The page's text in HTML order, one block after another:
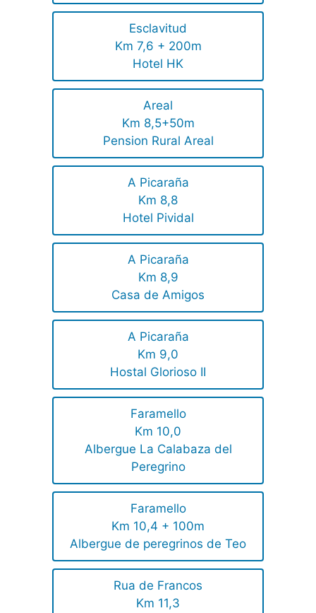
Esclavitud
Km 7,6 + 200m
Hotel HK
Areal
Km 8,5+50m
Pension Rural Areal
A Picaraña
Km 8,8
Hotel Pividal
A Picaraña
Km 8,9
Casa de Amigos
A Picaraña
Km 9,0
Hostal Glorioso II
Faramello
Km 10,0
Albergue La Calabaza del
Peregrino
Faramello
Km 10,4 + 100m
Albergue de peregrinos de Teo
Rua de Francos
Km 11,3